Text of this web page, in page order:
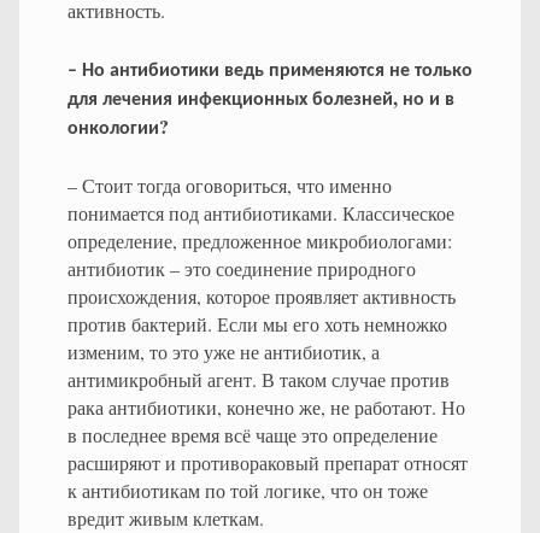
активность.
– Но антибиотики ведь применяются не только
для лечения инфекционных болезней, но и в
онкологии?
– Стоит тогда оговориться, что именно
понимается под антибиотиками. Классическое
определение, предложенное микробиологами:
антибиотик – это соединение природного
происхождения, которое проявляет активность
против бактерий. Если мы его хоть немножко
изменим, то это уже не антибиотик, а
антимикробный агент. В таком случае против
рака антибиотики, конечно же, не работают. Но
в последнее время всё чаще это определение
расширяют и противораковый препарат относят
к антибиотикам по той логике, что он тоже
вредит живым клеткам.